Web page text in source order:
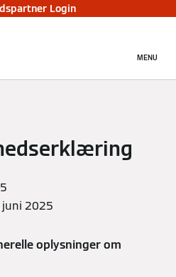
Login
MENU
2025
oplysninger om